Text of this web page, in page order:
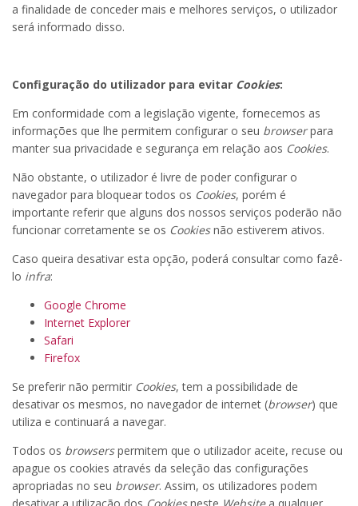
a finalidade de conceder mais e melhores serviços, o utilizador
será informado disso.
Configuração do utilizador para evitar Cookies:
Em conformidade com a legislação vigente, fornecemos as
informações que lhe permitem configurar o seu browserpara
manter sua privacidade e segurança em relação aos Cookies.
Não obstante, o utilizador é livre de poder configurar o
navegador para bloquear todos os Cookies, porém é
importante referir que alguns dos nossos serviços poderão não
funcionar corretamente se os Cookiesnão estiverem ativos.
Caso queira desativar esta opção, poderá consultar como fazê-
lo infra:
Google Chrome
Internet Explorer
Safari
Firefox
Se preferir não permitir Cookies, tem a possibilidade de
desativar os mesmos, no navegador de internet (browser) que
utiliza e continuará a navegar.
Todos os browserspermitem que o utilizador aceite, recuse ou
apague os cookies através da seleção das configurações
apropriadas no seu browser. Assim, os utilizadores podem